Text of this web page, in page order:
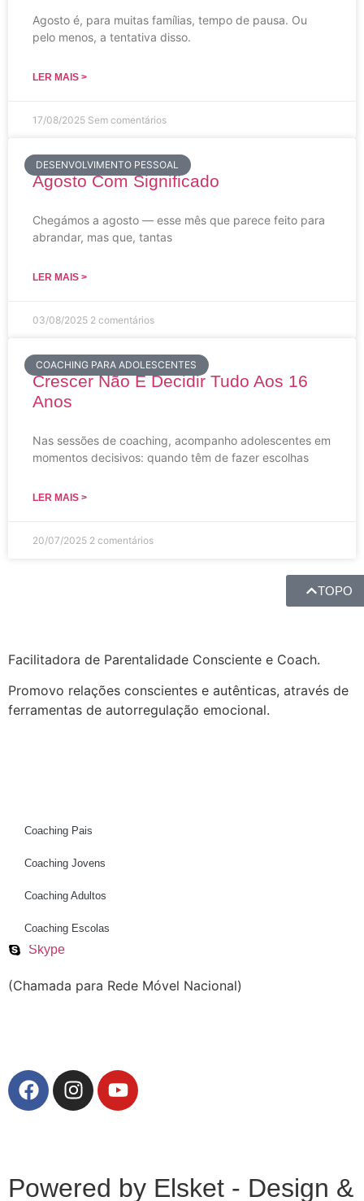
Agosto é, para muitas famílias, tempo de pausa. Ou
pelo menos, a tentativa disso.
LER MAIS >
17/08/2025 Sem comentários
DESENVOLVIMENTO PESSOAL
Agosto Com Significado
Chegámos a agosto — esse mês que parece feito para
abrandar, mas que, tantas
LER MAIS >
03/08/2025 2 comentários
COACHING PARA ADOLESCENTES
Crescer Não É Decidir Tudo Aos 16
Anos
Nas sessões de coaching, acompanho adolescentes em
momentos decisivos: quando têm de fazer escolhas
LER MAIS >
20/07/2025 2 comentários
TOPO
Facilitadora de Parentalidade Consciente e Coach.
Promovo relações conscientes e autênticas, através de
ferramentas de autorregulação emocional.
Coaching Pais
Coaching Jovens
Coaching Adultos
Coaching Escolas
Telefone
WhatsApp
Skype
(Chamada para Rede Móvel Nacional)
Powered by Elsket - Design &